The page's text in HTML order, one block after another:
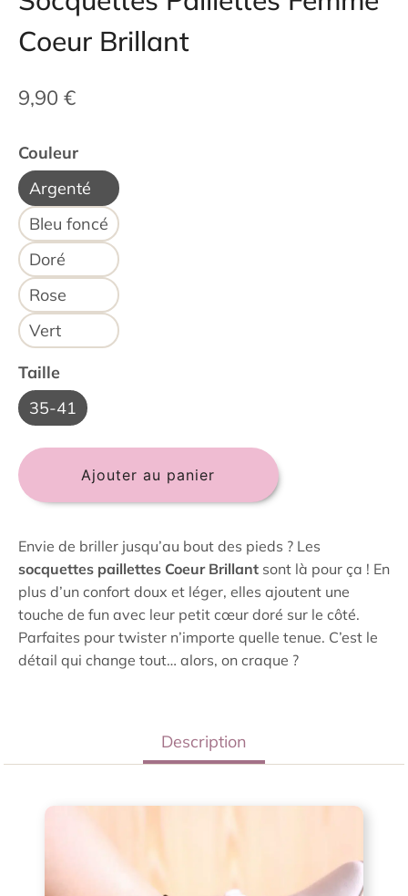
Coeur Brillant
9,90 €
Couleur
Argenté
Bleu foncé
Doré
Rose
Vert
Taille
35-41
Ajouter au panier
Envie de briller jusqu’au bout des pieds ? Les
socquettes paillettes Coeur Brillant sont là pour ça ! En
plus d’un confort doux et léger, elles ajoutent une
touche de fun avec leur petit cœur doré sur le côté.
Parfaites pour twister n’importe quelle tenue. C’est le
détail qui change tout… alors, on craque ?
Description